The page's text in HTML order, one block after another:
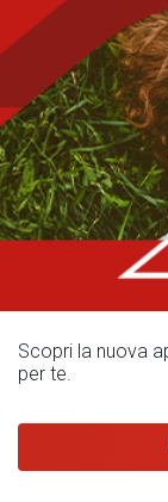
Scopri la nuova
per te.